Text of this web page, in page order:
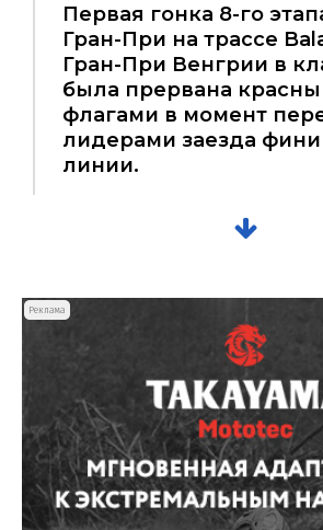
Первая гонка 8-го
Гран-При на трассе
Гран-При Венгрии в
была прервана
флагами в момент
лидерами заезда
линии.
Реклама